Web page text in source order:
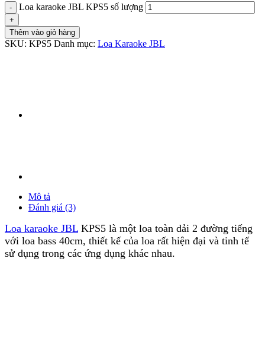
Loa karaoke JBL KPS5 số lượng
Thêm vào giỏ hàng
SKU: KPS5 Danh mục: Loa Karaoke JBL
Mô tả
Đánh giá (3)
Loa karaoke JBL KPS5 là một loa toàn dải 2 đường tiếng
với loa bass 40cm, thiết kế của loa rất hiện đại và tinh tế
sử dụng trong các ứng dụng khác nhau.